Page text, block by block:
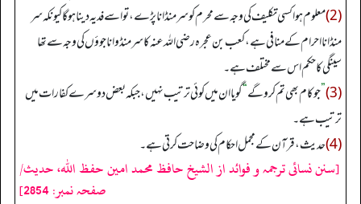
(2) معلوم ہوا کسی تکلیف کی وجہ سے محرم کو سر منڈانا پڑے، تو اسے فدیہ دینا ہوگا کیونکہ سر
منڈانا احرام کے منافی ہے، کعب بن عجرہ رضی اللہ عنہ کا سر منڈوانا جوؤں کی وجہ سے تھا
سینگی کا حکم اس سے مختلف ہے۔
(3)
”جو کام بھی تم کرو گے“گویا ان میں کوئی ترتیب نہیں، جبکہ بعض دوسرے کفارات میں
ترتیب ہے۔
(4) حدیث، قرآن کے مجمل احکام کی وضاحت کرتی ہے۔
[سنن نسائی ترجمہ و فوائد از الشیخ حافظ محمد امین حفظ اللہ، حدیث/
صفحہ نمبر: 2854]